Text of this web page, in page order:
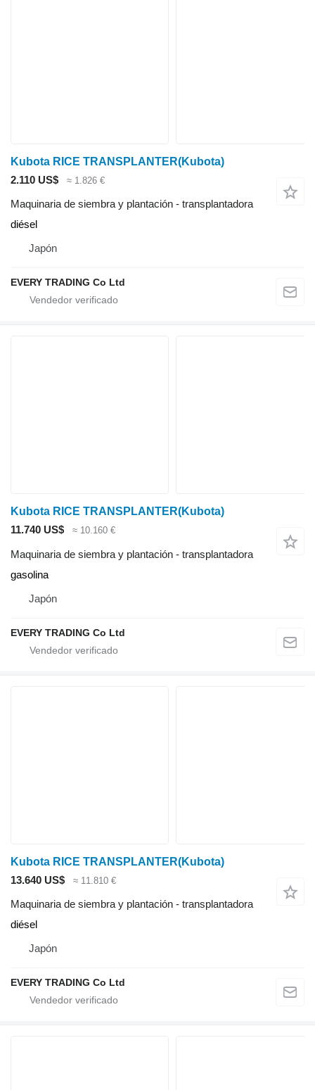
Kubota RICE TRANSPLANTER(Kubota)
2.110 US$
≈ 1.826 €
Maquinaria de siembra y plantación - transplantadora
diésel
Japón
EVERY TRADING Co Ltd
Kubota RICE TRANSPLANTER(Kubota)
11.740 US$
≈ 10.160 €
Maquinaria de siembra y plantación - transplantadora
gasolina
Japón
EVERY TRADING Co Ltd
Kubota RICE TRANSPLANTER(Kubota)
13.640 US$
≈ 11.810 €
Maquinaria de siembra y plantación - transplantadora
diésel
Japón
EVERY TRADING Co Ltd